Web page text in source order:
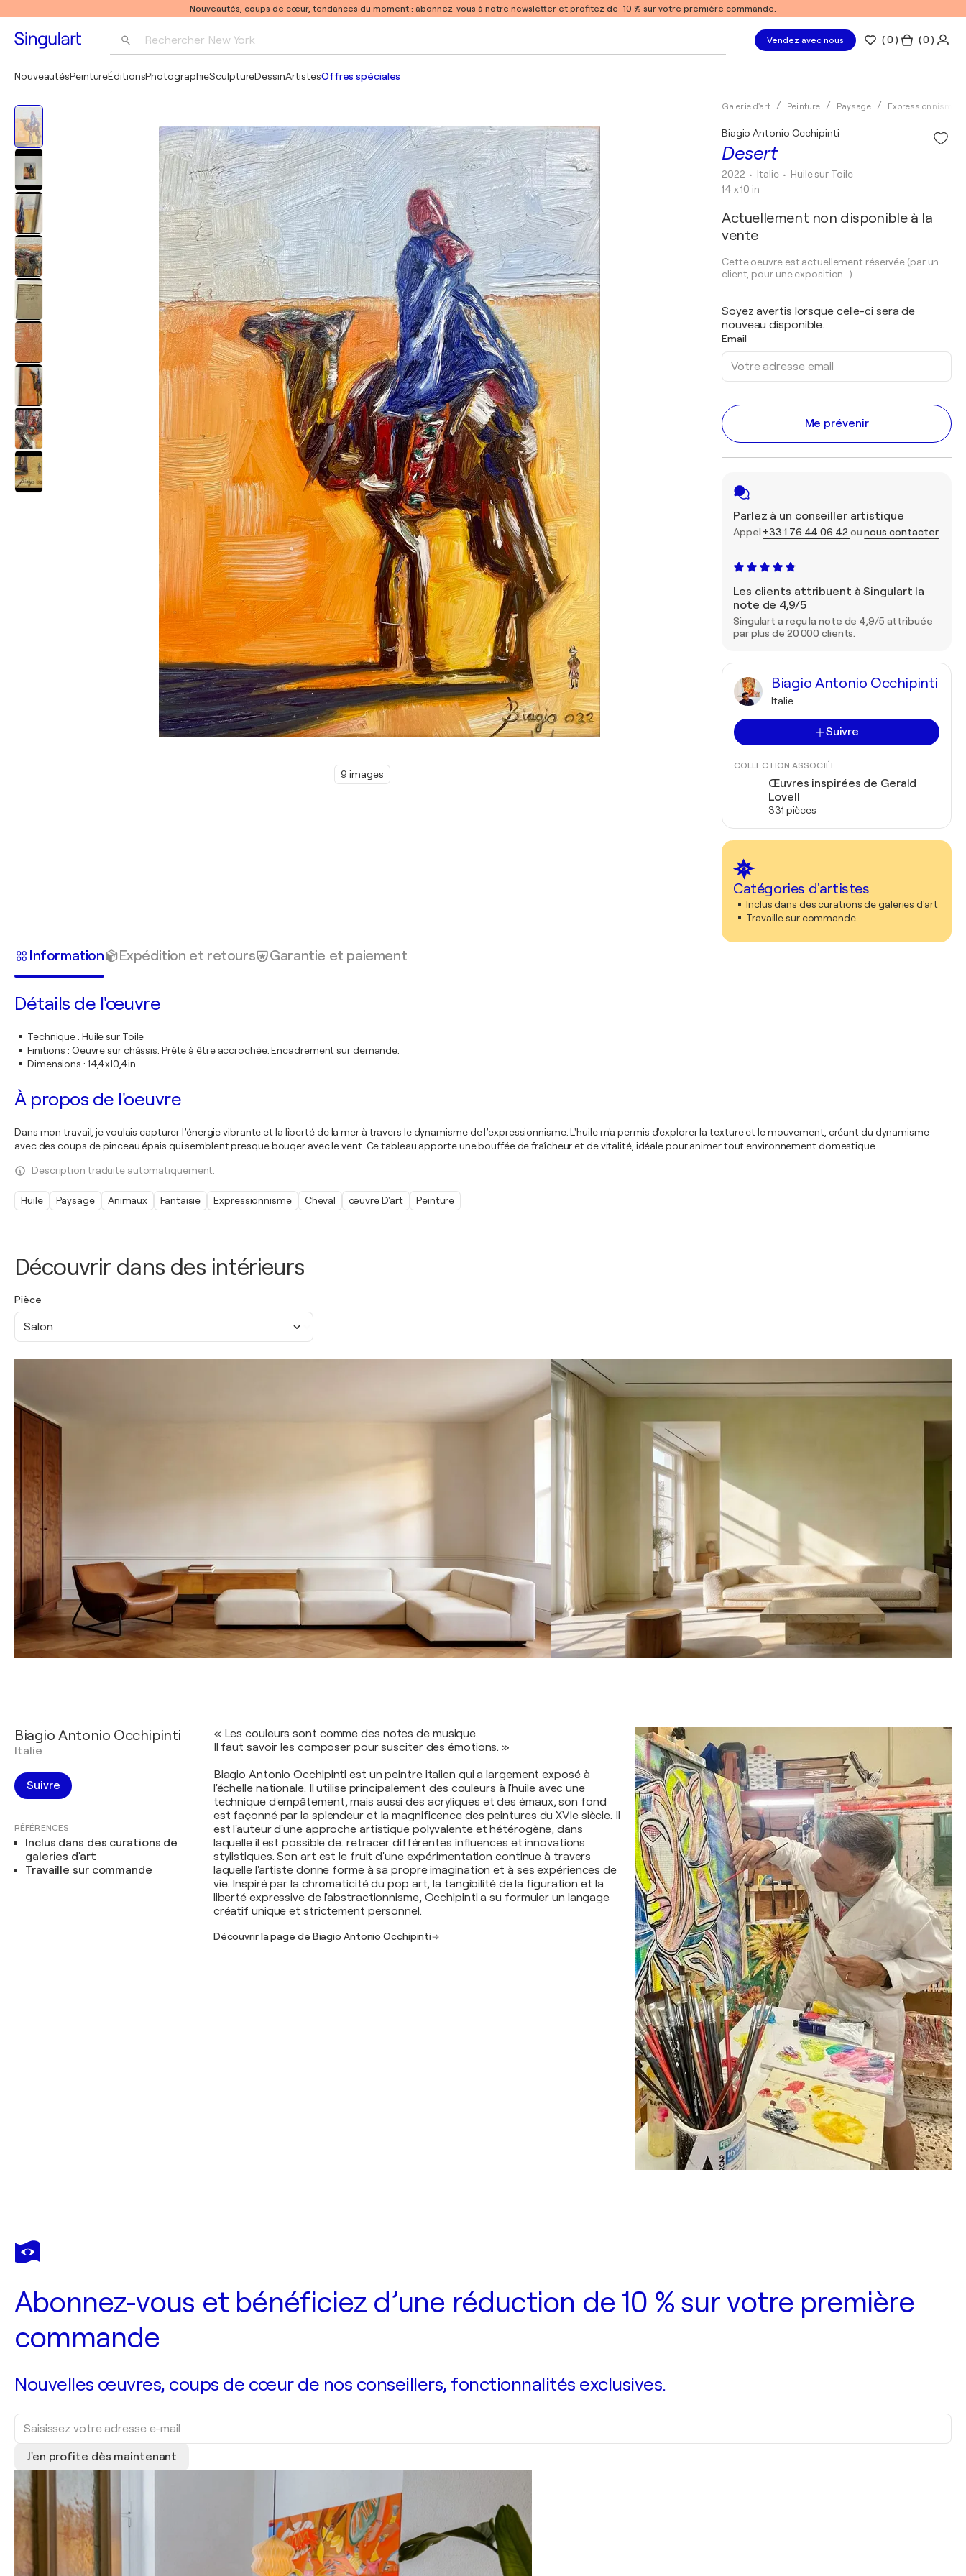
Nouveautés, coups de cœur, tendances du moment : abonnez-vous à notre newsletter et profitez de -10 % sur votre première commande.
Rechercher New York
Pablo Picasso
Vendez avec nous (0 ) ( 0 )
NouveautésPeintureÉditionsPhotographieSculptureDessinArtistesOffres spéciales
9 images
Galerie d'art Peinture Paysage Expressionnisme
Desert
Biagio Antonio Occhipinti
2022 • Italie • Huile sur Toile
14 x 10 in
Actuellement non disponible à la
vente
Cette oeuvre est actuellement réservée (par un
client, pour une exposition...).
Soyez avertis lorsque celle-ci sera de
nouveau disponible.
Email
Me prévenir
Parlez à un conseiller artistique
Appel +33 1 76 44 06 42 ounous contacter
Les clients attribuent à Singulart la
note de 4,9/5
Singulart a reçu la note de 4,9/5 attribuée
par plus de 20 000 clients.
Biagio Antonio Occhipinti
Italie
Suivre
COLLECTION ASSOCIÉE
Œuvres inspirées de Gerald
Lovell
331 pièces
Catégories d'artistes
Inclus dans des curations de galeries d'art
Travaille sur commande
Découvrir dans des intérieurs
Pièce
Salon
Information Expédition et retours Garantie et paiement
Détails de l'œuvre
Technique: Huile sur Toile
Finitions : Oeuvre sur châssis. Prête à être accrochée. Encadrement sur demande.
Dimensions : 14,4x10,4in
À propos de l'oeuvre
Dans mon travail, je voulais capturer l’énergie vibrante et la liberté de la mer à travers le dynamisme de l’expressionnisme. L'huile m'a permis d'explorer la texture et le mouvement, créant du dynamisme
avec des coups de pinceau épais qui semblent presque bouger avec le vent. Ce tableau apporte une bouffée de fraîcheur et de vitalité, idéale pour animer tout environnement domestique.
Description traduite automatiquement.
Huile Paysage Animaux Fantaisie Expressionnisme Cheval œuvre D'art Peinture
Biagio Antonio Occhipinti
Italie
Suivre
RÉFÉRENCES
Inclus dans des curations de
galeries d'art
Travaille sur commande
« Les couleurs sont comme des notes de musique.
Il faut savoir les composer pour susciter des émotions. »
Biagio Antonio Occhipinti est un peintre italien qui a largement exposé à
l'échelle nationale. Il utilise principalement des couleurs à l'huile avec une
technique d'empâtement, mais aussi des acryliques et des émaux, son fond
est façonné par la splendeur et la magnificence des peintures du XVIe siècle. Il
est l'auteur d'une approche artistique polyvalente et hétérogène, dans
laquelle il est possible de. retracer différentes influences et innovations
stylistiques. Son art est le fruit d'une expérimentation continue à travers
laquelle l'artiste donne forme à sa propre imagination et à ses expériences de
vie. Inspiré par la chromaticité du pop art, la tangibilité de la figuration et la
liberté expressive de l'abstractionnisme, Occhipinti a su formuler un langage
créatif unique et strictement personnel.
Découvrir la page de Biagio Antonio Occhipinti
Abonnez-vous et bénéficiez d’une réduction de 10 % sur votre première
commande
Nouvelles œuvres, coups de cœur de nos conseillers, fonctionnalités exclusives.
J'en profite dès maintenant